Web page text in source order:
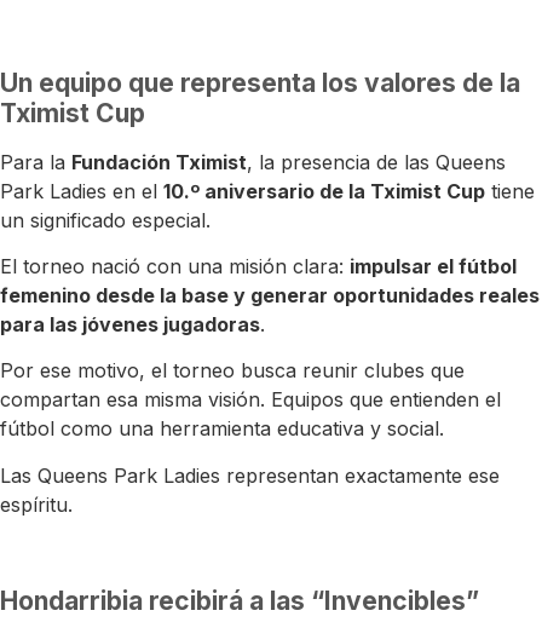
Un equipo que representa los valores de la
Tximist Cup
Para la Fundación Tximist, la presencia de las Queens
Park Ladies en el 10.º aniversario de la Tximist Cup tiene
un significado especial.
El torneo nació con una misión clara: impulsar el fútbol
femenino desde la base y generar oportunidades reales
para las jóvenes jugadoras.
Por ese motivo, el torneo busca reunir clubes que
compartan esa misma visión. Equipos que entienden el
fútbol como una herramienta educativa y social.
Las Queens Park Ladies representan exactamente ese
espíritu.
Hondarribia recibirá a las “Invencibles”